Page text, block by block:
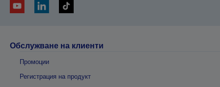
Обслужване на клиенти
Промоции
Регистрация на продукт